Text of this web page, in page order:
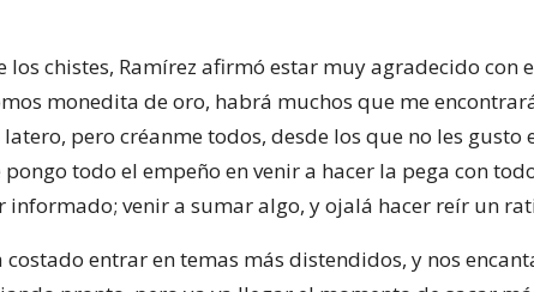
los chistes, Ramírez afirmó estar muy agradecido con
monedita de oro, habrá muchos que me
pero créanme todos, desde los que no les gusto
todo el empeño en venir a hacer la pega con
informado; venir a sumar algo, y ojalá hacer reír un
costado entrar en temas más distendidos, y nos